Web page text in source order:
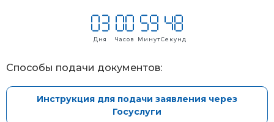
Дня Часов МинутСекунд
Способы подачи документов:
Инструкция для подачи заявления через
Госуслуги